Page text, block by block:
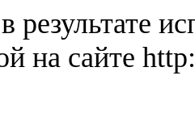
результате
на сайте